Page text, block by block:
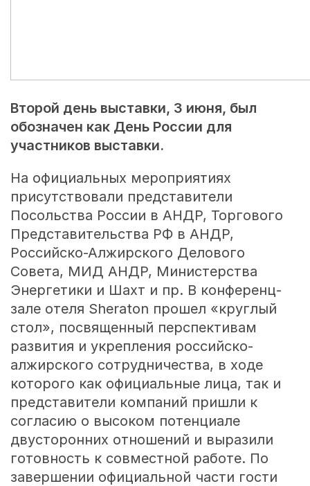
Второй день выставки, 3 июня, был
обозначен как День России для
участников выставки.
На официальных мероприятиях
присутствовали представители
Посольства России в АНДР, Торгового
Представительства РФ в АНДР,
Российско-Алжирского Делового
Совета, МИД АНДР, Министерства
Энергетики и Шахт и пр. В конференц-
зале отеля Sheraton прошел «круглый
стол», посвященный перспективам
развития и укрепления российско-
алжирского сотрудничества, в ходе
которого как официальные лица, так и
представители компаний пришли к
согласию о высоком потенциале
двусторонних отношений и выразили
готовность к совместной работе. По
завершении официальной части гости